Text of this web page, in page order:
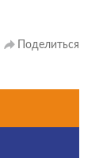
Поделиться